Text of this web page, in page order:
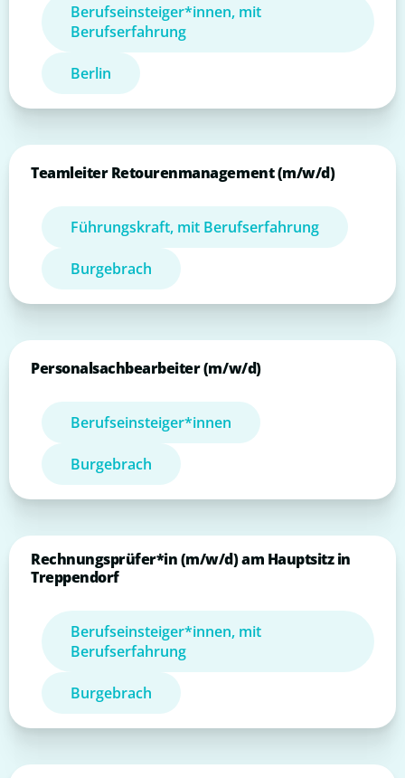
Berufseinsteiger*innen, mit
Berufserfahrung
Berlin
Teamleiter Retourenmanagement (m/w/d)
Führungskraft, mit Berufserfahrung
Burgebrach
Personalsachbearbeiter (m/w/d)
Berufseinsteiger*innen
Burgebrach
Rechnungsprüfer*in (m/w/d) am Hauptsitz in
Treppendorf
Berufseinsteiger*innen, mit
Berufserfahrung
Burgebrach